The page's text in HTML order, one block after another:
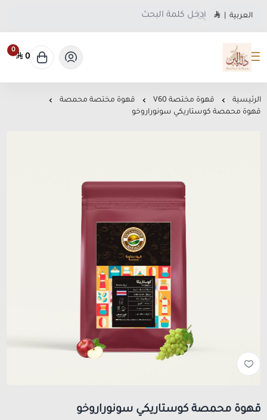
العربية
متجر دلة البن
0
0
الرئيسية قهوة مختصة V60
قهوة مختصة محمصة
قهوة محمصة كوستاريكي سونوراروخو
قهوة محمصة كوستاريكي سونوراروخو